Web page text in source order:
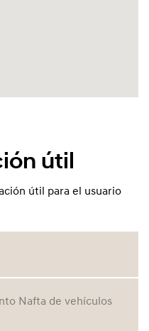
útil
útil para el usuario
Nafta de vehículos